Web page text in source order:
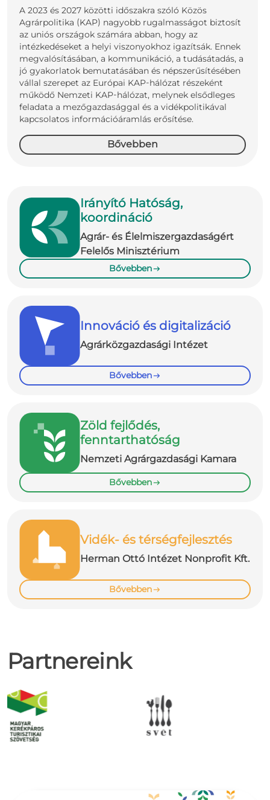
A 2023 és 2027 közötti időszakra szóló Közös
Agrárpolitika (KAP) nagyobb rugalmasságot biztosít
az uniós országok számára abban, hogy az
intézkedéseket a helyi viszonyokhoz igazítsák. Ennek
megvalósításában, a kommunikáció, a tudásátadás, a
jó gyakorlatok bemutatásában és népszerűsítésében
vállal szerepet az Európai KAP-hálózat részeként
működő Nemzeti KAP-hálózat, melynek elsődleges
feladata a mezőgazdasággal és a vidékpolitikával
kapcsolatos információáramlás erősítése.
Bővebben
Irányító Hatóság,
koordináció
Agrár- és Élelmiszergazdaságért
Felelős Minisztérium
Bővebben
Innováció és digitalizáció
Agrárközgazdasági Intézet
Bővebben
Zöld fejlődés,
fenntarthatóság
Nemzeti Agrárgazdasági Kamara
Bővebben
Vidék- és térségfejlesztés
Herman Ottó Intézet Nonprofit Kft.
Bővebben
Partnereink